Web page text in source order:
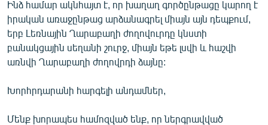
Ինձ համար ակնհայտ է, որ խաղաղ գործընթացը կարող է
իրական առաջընթաց արձանագրել միայն այն դեպքում,
երբ Լեռնային Ղարաբաղի ժողովուրդը կնստի
բանակցային սեղանի շուրջ, միայն եթե լսվի և հաշվի
առնվի Ղարաբաղի ժողովրդի ձայնը:
Խորհրդարանի հարգելի անդամներ,
Մենք խորապես համոզված ենք, որ ներգրավված